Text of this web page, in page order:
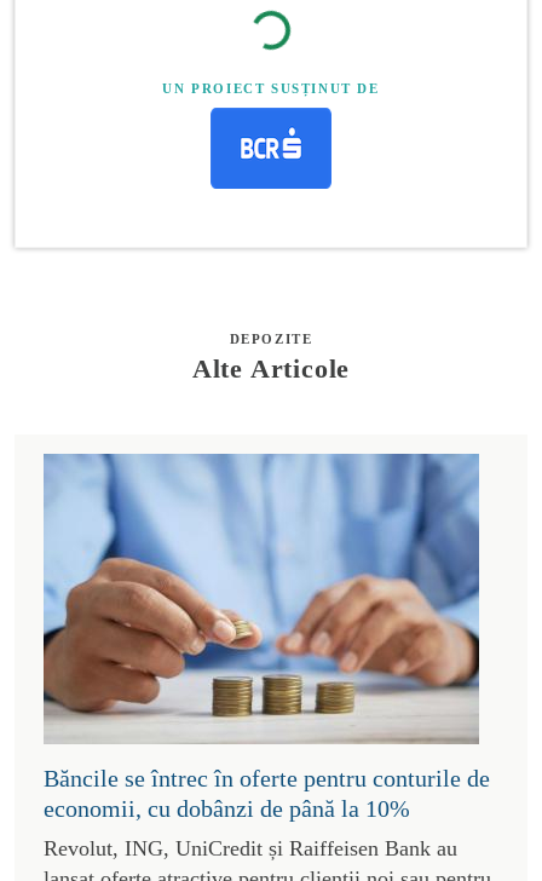
UN PROIECT SUSȚINUT DE
DEPOZITE
Alte Articole
Băncile se întrec în oferte pentru conturile de
economii, cu dobânzi de până la 10%
Revolut, ING, UniCredit și Raiffeisen Bank au